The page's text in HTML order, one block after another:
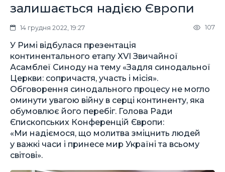
залишається надією Європи
14 грудня 2022, 19:27 107
У Римі відбулася презентація
континентального етапу XVI Звичайної
Асамблеї Синоду на тему «Задля синодальної
Церкви: сопричастя, участь і місія».
Обговорення синодального процесу не могло
оминути увагою війну в серці континенту, яка
обумовлює його перебіг. Голова Ради
Єпископських Конференцій Європи:
«Ми надіємося, що молитва зміцнить людей
у важкі часи і принесе мир Україні та всьому
світові».